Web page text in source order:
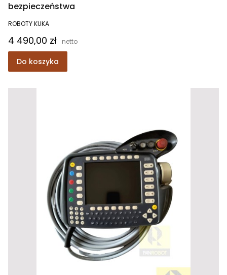
bezpieczeństwa
ROBOTY KUKA
Cena
4 490,00 zł
Do koszyka